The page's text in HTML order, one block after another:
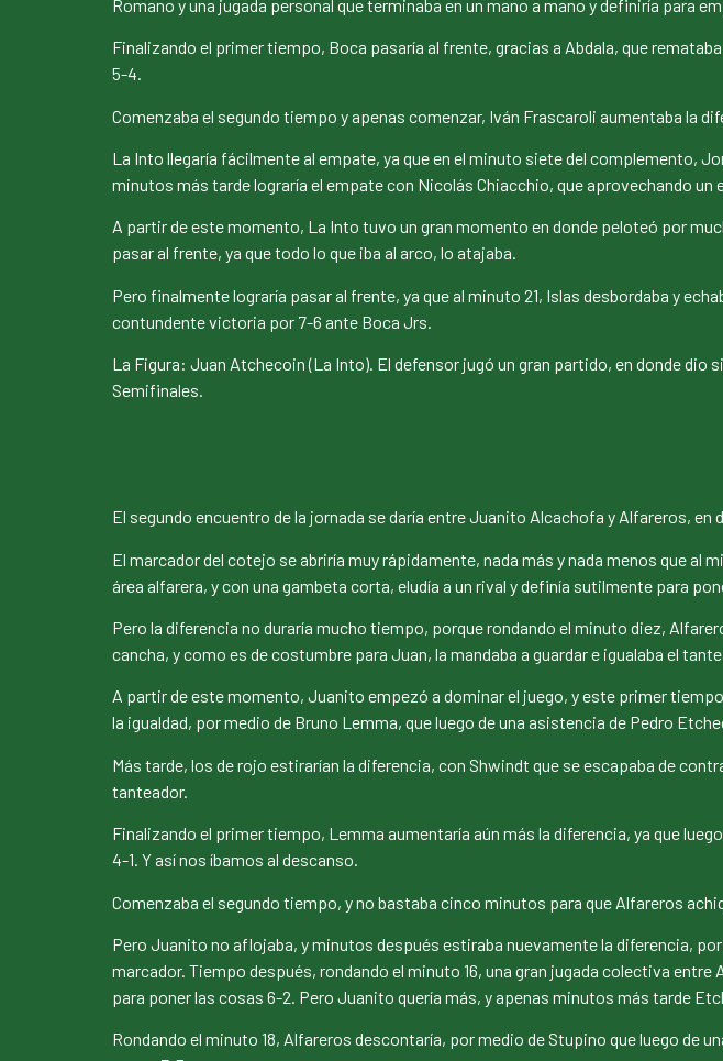
Romano y una jugada personal que terminaba en un mano a mano y definiría para
Finalizando el primer tiempo, Boca pasaría al frente, gracias a Abdala, que
5-4.
Comenzaba el segundo tiempo y apenas comenzar, Iván Frascaroli aumentaba la
La Into llegaría fácilmente al empate, ya que en el minuto siete del complemento,
minutos más tarde lograría el empate con Nicolás Chiacchio, que aprovechando
A partir de este momento, La Into tuvo un gran momento en donde peloteó por
pasar al frente, ya que todo lo que iba al arco, lo atajaba.
Pero finalmente lograría pasar al frente, ya que al minuto 21, Islas desbordaba y
contundente victoria por 7-6 ante Boca Jrs.
La Figura: Juan Atchecoin (La Into). El defensor jugó un gran partido, en donde
Semifinales.
El segundo encuentro de la jornada se daría entre Juanito Alcachofa y Alfareros,
El marcador del cotejo se abriría muy rápidamente, nada más y nada menos que
área alfarera, y con una gambeta corta, eludía a un rival y definía sutilmente para
Pero la diferencia no duraría mucho tiempo, porque rondando el minuto diez,
cancha, y como es de costumbre para Juan, la mandaba a guardar e igualaba el
A partir de este momento, Juanito empezó a dominar el juego, y este primer
la igualdad, por medio de Bruno Lemma, que luego de una asistencia de Pedro
Más tarde, los de rojo estirarían la diferencia, con Shwindt que se escapaba de
tanteador.
Finalizando el primer tiempo, Lemma aumentaría aún más la diferencia, ya que
4-1. Y así nos íbamos al descanso.
Comenzaba el segundo tiempo, y no bastaba cinco minutos para que Alfareros
Pero Juanito no aflojaba, y minutos después estiraba nuevamente la diferencia,
marcador. Tiempo después, rondando el minuto 16, una gran jugada colectiva
para poner las cosas 6-2. Pero Juanito quería más, y apenas minutos más tarde
Rondando el minuto 18, Alfareros descontaría, por medio de Stupino que luego de